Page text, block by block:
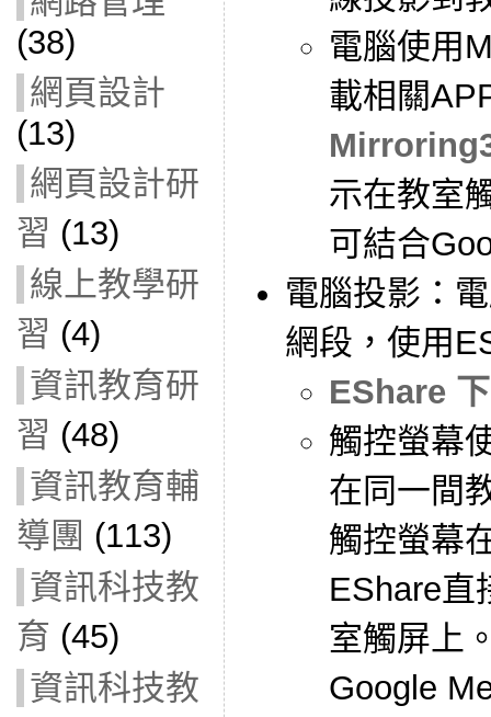
(38)
網頁設計
(13)
網頁設計研
習 (13)
線上教學研
習 (4)
資訊教育研
習 (48)
資訊教育輔
導團 (113)
資訊科技教
育 (45)
資訊科技教
電腦使用
載相關
示在教室
可結合
電腦投影：
網段，使用
EShare
觸控螢幕
在同一間
觸控螢幕
EShare直
室觸屏上
Google